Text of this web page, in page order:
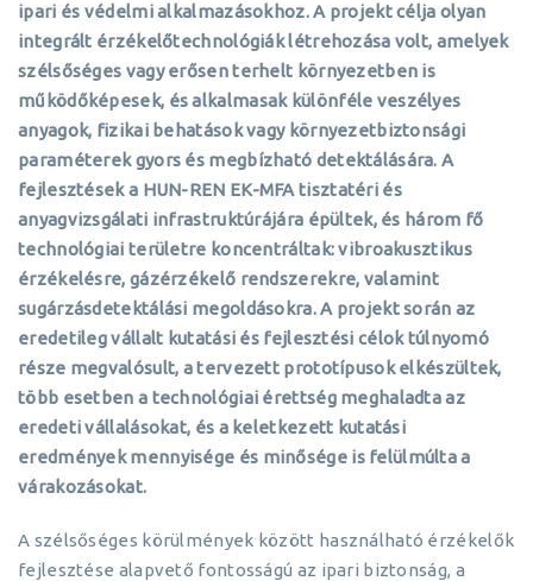
ipari és védelmi alkalmazásokhoz. A projekt célja olyan
integrált érzékelőtechnológiák létrehozása volt, amelyek
szélsőséges vagy erősen terhelt környezetben is
működőképesek, és alkalmasak különféle veszélyes
anyagok, fizikai behatások vagy környezetbiztonsági
paraméterek gyors és megbízható detektálására. A
fejlesztések a HUN-REN EK-MFA tisztatéri és
anyagvizsgálati infrastruktúrájára épültek, és három fő
technológiai területre koncentráltak: vibroakusztikus
érzékelésre, gázérzékelő rendszerekre, valamint
sugárzásdetektálási megoldásokra. A projekt során az
eredetileg vállalt kutatási és fejlesztési célok túlnyomó
része megvalósult, a tervezett prototípusok elkészültek,
több esetben a technológiai érettség meghaladta az
eredeti vállalásokat, és a keletkezett kutatási
eredmények mennyisége és minősége is felülmúlta a
várakozásokat.
A szélsőséges körülmények között használható érzékelők
fejlesztése alapvető fontosságú az ipari biztonság, a